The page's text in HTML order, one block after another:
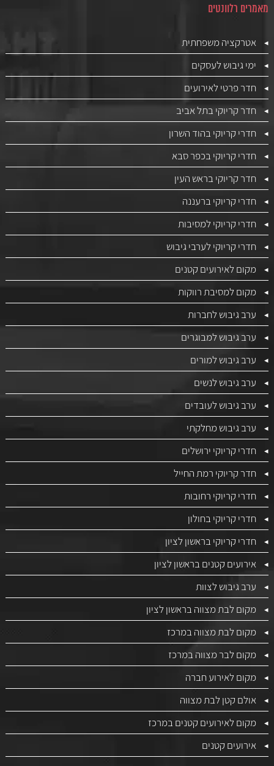
מאמרים רלוונטים
אטרקציה משפחתית
ימי גיבוש לעסקים
חדר פרטי לאירועים
חדר קריוקי בתל אביב
חדרי קריוקי בהוד השרון
חדרי קריוקי בכפר סבא
חדר קריוקי בראש העין
חדרי קריוקי ברעננה
חדרי קריוקי למסיבות
חדרי קריוקי לערבי גיבוש
מקום לאירועים קטנים
מקום למסיבת רווקות
ערב גיבוש לחברות
ערב גיבוש למבוגרים
ערב גיבוש למורים
ערב גיבוש לנשים
ערב גיבוש לעובדים
ערב גיבוש מחלקתי
חדרי קריוקי ירושלים
חדר קריוקי רמת החייל
חדרי קריוקי רחובות
חדרי קריוקי בחולון
חדרי קריוקי בראשון לציון
אירועים קטנים בראשון לציון
ערב גיבוש לצוות
מקום לבת מצווה בראשון לציון
מקום לבת מצווה במרכז
מקום לבר מצווה במרכז
מקום לאירוע חברה
אולם קטן לבת מצווה
מקום לאירועים קטנים במרכז
אירועים קטנים